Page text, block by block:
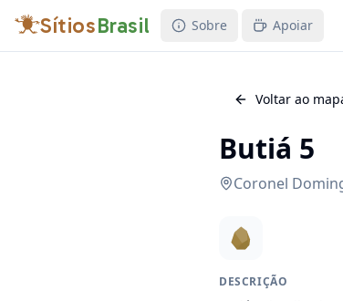
SítiosBrasil Sobre Apoiar
Voltar ao
Butiá 5
Coronel
DESCRIÇÃO